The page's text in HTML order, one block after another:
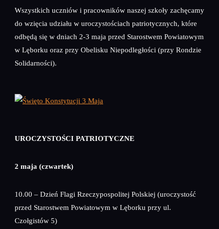
Wszystkich uczniów i pracowników naszej szkoły zachęcamy
do wzięcia udziału w uroczystościach patriotycznych, które
odbędą się w dniach 2-3 maja przed Starostwem Powiatowym
w Lęborku oraz przy Obelisku Niepodległości (przy Rondzie
Solidarności).
UROCZYSTOŚCI PATRIOTYCZNE
2 maja (czwartek)
10.00 – Dzień Flagi Rzeczypospolitej Polskiej (uroczystość
przed Starostwem Powiatowym w Lęborku przy ul.
Czołgistów 5)